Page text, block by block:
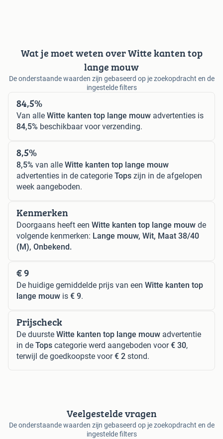
Wat je moet weten over Witte kanten top
lange mouw
De onderstaande waarden zijn gebaseerd op je zoekopdracht en de
ingestelde filters
84,5%
Van alle Witte kanten top lange mouw advertenties is
84,5% beschikbaar voor verzending.
8,5%
8,5% van alle Witte kanten top lange mouw
advertenties in de categorie Tops zijn in de afgelopen
week aangeboden.
Kenmerken
Doorgaans heeft een Witte kanten top lange mouw de
volgende kenmerken: Lange mouw, Wit, Maat 38/40
(M), Onbekend.
€ 9
De huidige gemiddelde prijs van een Witte kanten top
lange mouw is € 9.
Prijscheck
De duurste Witte kanten top lange mouw advertentie
in de Tops categorie werd aangeboden voor€ 30,
terwijl de goedkoopste voor€ 2 stond.
Veelgestelde vragen
De onderstaande waarden zijn gebaseerd op je zoekopdracht en de
ingestelde filters